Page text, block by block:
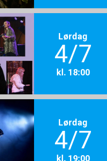
Lørdag
4/7
kl. 18:00
Lørdag
4/7
kl. 19:00